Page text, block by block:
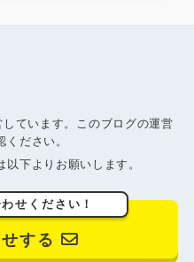
しています。このブログの運営
ください。
下よりお願いします。
せください！
する